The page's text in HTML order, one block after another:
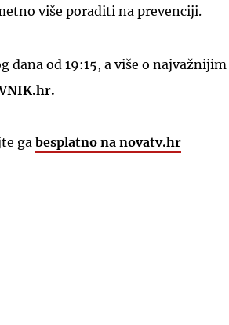
više poraditi na prevenciji.
dana od 19:15, a više o najvažnijim
ga besplatno na novatv.hr